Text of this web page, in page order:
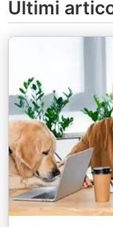
Ultimi